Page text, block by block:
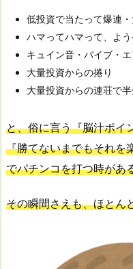
低投資で当たって爆連
ハマってハマって、よ
キュイン音・バイブ・
大量投資からの捲り
大量投資からの連荘で
と、俗に言う『脳汁ポイ
『勝てないまでもそれを
でパチンコを打つ時があ
その瞬間さえも、ほとん